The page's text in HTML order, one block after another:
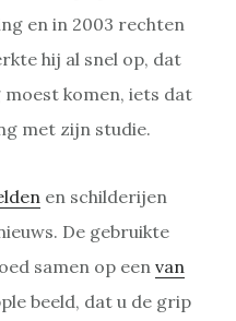
en in 2003 rechten
hij al snel op, dat
komen, iets dat
met zijn studie.
en schilderijen
De gebruikte
samen op een van
beeld, dat u de grip